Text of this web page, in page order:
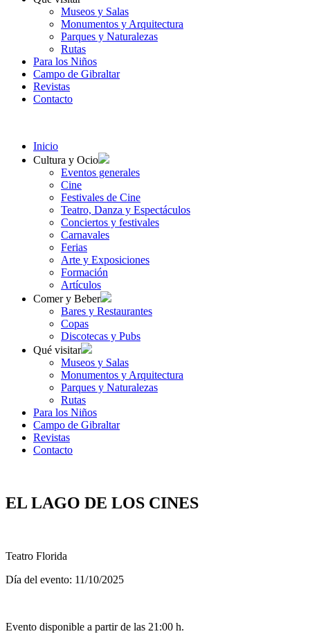
Museos y Salas
Monumentos y Arquitectura
Parques y Naturalezas
Rutas
Para los Niños
Campo de Gibraltar
Revistas
Contacto
Inicio
Cultura y Ocio
Eventos generales
Cine
Festivales de Cine
Teatro, Danza y Espectáculos
Conciertos y festivales
Carnavales
Ferias
Arte y Exposiciones
Formación
Artículos
Comer y Beber
Bares y Restaurantes
Copas
Discotecas y Pubs
Qué visitar
Museos y Salas
Monumentos y Arquitectura
Parques y Naturalezas
Rutas
Para los Niños
Campo de Gibraltar
Revistas
Contacto
EL LAGO DE LOS CINES
Teatro Florida
Día del evento: 11/10/2025
Evento disponible a partir de las 21:00 h.